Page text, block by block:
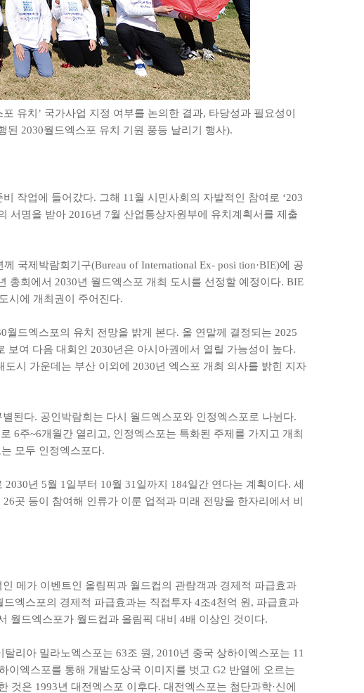
유치’ 국가사업 지정 여부를 논의한 결과, 타당성과 필요성이
된 2030월드엑스포 유치 기원 풍등 날리기 행사).
작업에 들어갔다. 그해 11월 시민사회의 자발적인 참여로 ‘203
서명을 받아 2016년 7월 산업통상자원부에 유치계획서를 제출
국제박람회기구(Bureau of International Ex- posi tion·BIE)에 공
총회에서 2030년 월드엑스포 개최 도시를 선정할 예정이다. BIE
시에 개최권이 주어진다.
드엑스포의 유치 전망을 밝게 본다. 올 연말께 결정되는 2025
여 다음 대회인 2030년은 아시아권에서 열릴 가능성이 높다.
시 가운데는 부산 이외에 2030년 엑스포 개최 의사를 밝힌 지자
된다. 공인박람회는 다시 월드엑스포와 인정엑스포로 나뉜다.
6주~6개월간 열리고, 인정엑스포는 특화된 주제를 가지고 개최
모두 인정엑스포다.
년 5월 1일부터 10월 31일까지 184일간 연다는 계획이다. 세
곳 등이 참여해 인류가 이룬 업적과 미래 전망을 한자리에서 비
메가 이벤트인 올림픽과 월드컵의 관람객과 경제적 파급효과
엑스포의 경제적 파급효과는 직접투자 4조4천억 원, 파급효과
월드엑스포가 월드컵과 올림픽 대비 4배 이상인 것이다.
리아 밀라노엑스포는 63조 원, 2010년 중국 상하이엑스포는 11
엑스포를 통해 개발도상국 이미지를 벗고 G2 반열에 오르는
은 1993년 대전엑스포 이후다. 대전엑스포는 첨단과학·신에